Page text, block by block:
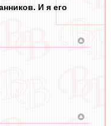
И я его